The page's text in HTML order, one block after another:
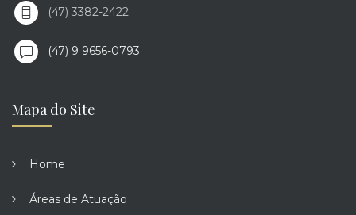
(47) 3382-2422
(47) 9 9656-0793
Mapa do Site
Home
Áreas de Atuação